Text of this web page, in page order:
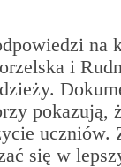
na
i
pokazują,
uczniów.
się w